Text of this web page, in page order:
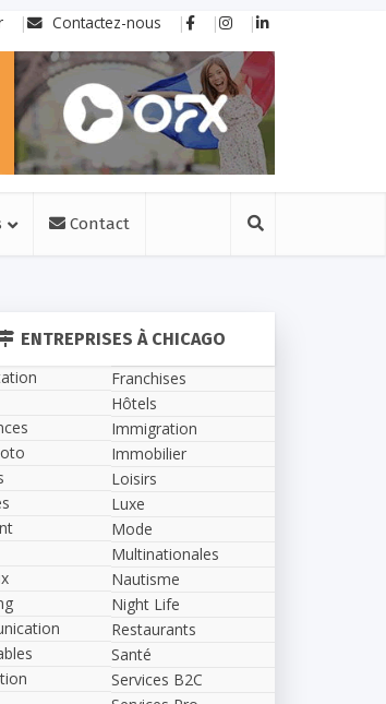
Contactez-nous
Contact
ENTREPRISES À CHICAGO
Franchises
Hôtels
Immigration
Immobilier
Loisirs
Luxe
Mode
Multinationales
Nautisme
Night Life
Restaurants
Santé
Services B2C